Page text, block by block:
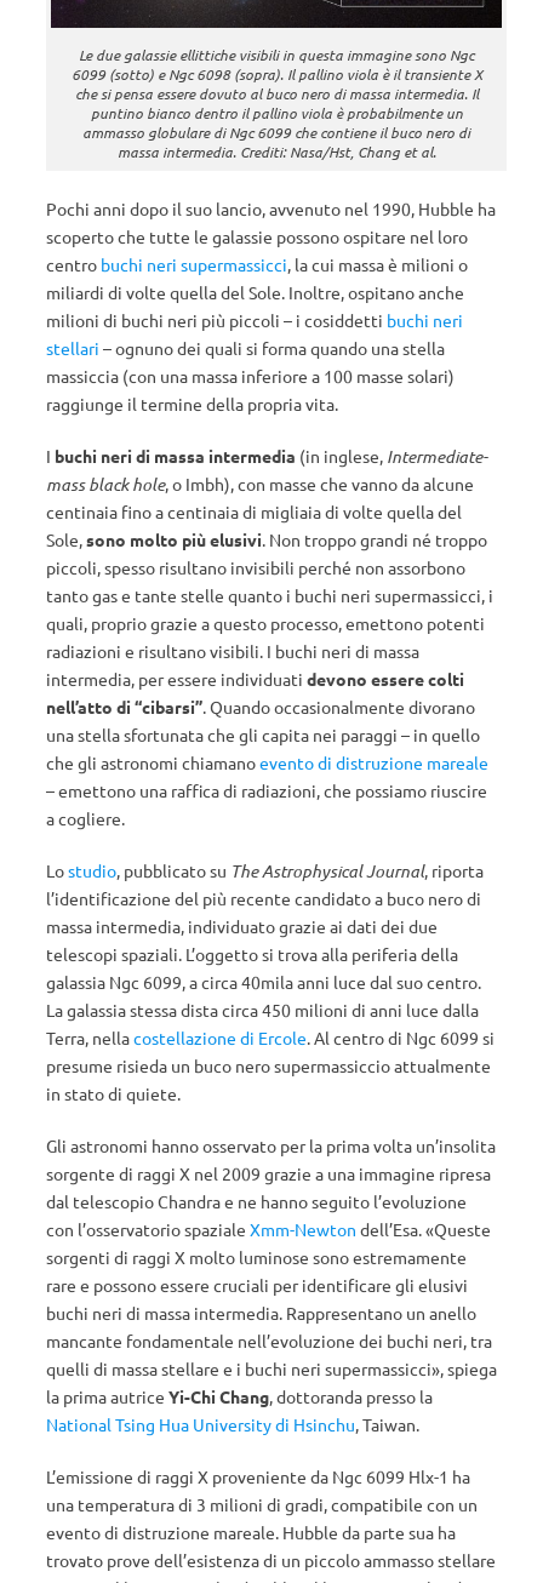
Le due galassie ellittiche visibili in questa immagine sono Ngc
6099 (sotto) e Ngc 6098 (sopra). Il pallino viola è il transiente X
che si pensa essere dovuto al buco nero di massa intermedia. Il
puntino bianco dentro il pallino viola è probabilmente un
ammasso globulare di Ngc 6099 che contiene il buco nero di
massa intermedia. Crediti: Nasa/Hst, Chang et al.
Pochi anni dopo il suo lancio, avvenuto nel 1990, Hubble ha
scoperto che tutte le galassie possono ospitare nel loro
centro buchi neri supermassicci, la cui massa è milioni o
miliardi di volte quella del Sole. Inoltre, ospitano anche
milioni di buchi neri più piccoli – i cosiddetti buchi neri
stellari – ognuno dei quali si forma quando una stella
massiccia (con una massa inferiore a 100 masse solari)
raggiunge il termine della propria vita.
I buchi neri di massa intermedia (in inglese, Intermediate-
mass black hole, o Imbh), con masse che vanno da alcune
centinaia fino a centinaia di migliaia di volte quella del
Sole,sono molto più elusivi. Non troppo grandi né troppo
piccoli, spesso risultano invisibili perché non assorbono
tanto gas e tante stelle quanto i buchi neri supermassicci, i
quali, proprio grazie a questo processo, emettono potenti
radiazioni e risultano visibili. I buchi neri di massa
intermedia, per essere individuati devono essere colti
nell’atto di “cibarsi”. Quando occasionalmente divorano
una stella sfortunata che gli capita nei paraggi – in quello
che gli astronomi chiamanoevento di distruzione mareale
– emettono una raffica di radiazioni, che possiamo riuscire
a cogliere.
Lostudio, pubblicato su The Astrophysical Journal, riporta
l’identificazione del più recente candidato a buco nero di
massa intermedia, individuato grazie ai dati dei due
telescopi spaziali. L’oggetto si trova alla periferia della
galassia Ngc 6099, a circa 40mila anni luce dal suo centro.
La galassia stessa dista circa 450 milioni di anni luce dalla
Terra, nellacostellazione di Ercole. Al centro di Ngc 6099 si
presume risieda un buco nero supermassiccio attualmente
in stato di quiete.
Gli astronomi hanno osservato per la prima volta un’insolita
sorgente di raggi X nel 2009 grazie a una immagine ripresa
dal telescopio Chandra e ne hanno seguito l’evoluzione
con l’osservatorio spaziale Xmm-Newton dell’Esa. «Queste
sorgenti di raggi X molto luminose sono estremamente
rare e possono essere cruciali per identificare gli elusivi
buchi neri di massa intermedia. Rappresentano un anello
mancante fondamentale nell’evoluzione dei buchi neri, tra
quelli di massa stellare e i buchi neri supermassicci», spiega
la prima autrice Yi-Chi Chang, dottoranda presso la
National Tsing Hua University di Hsinchu, Taiwan.
L’emissione di raggi X proveniente da Ngc 6099 Hlx-1 ha
una temperatura di 3 milioni di gradi, compatibile con un
evento di distruzione mareale. Hubble da parte sua ha
trovato prove dell’esistenza di un piccolo ammasso stellare